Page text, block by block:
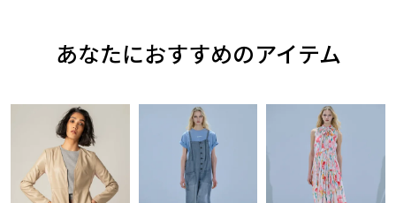
あなたにおすすめのアイテム